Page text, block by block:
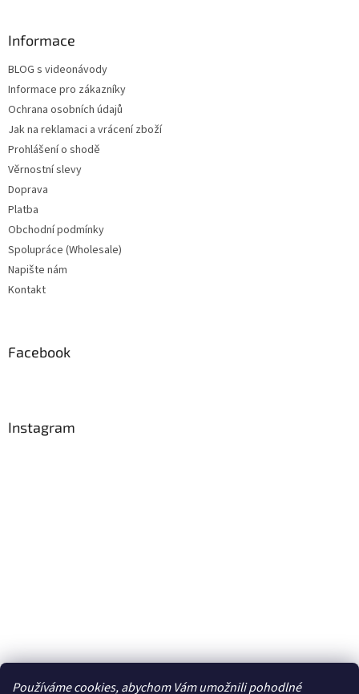
Používáme cookies, abychom Vám umožnili pohodlné
Informace
BLOG s videonávody
Informace pro zákazníky
Ochrana osobních údajů
Jak na reklamaci a vrácení zboží
Prohlášení o shodě
Věrnostní slevy
Doprava
Platba
Obchodní podmínky
Spolupráce (Wholesale)
Napište nám
Kontakt
Facebook
Instagram